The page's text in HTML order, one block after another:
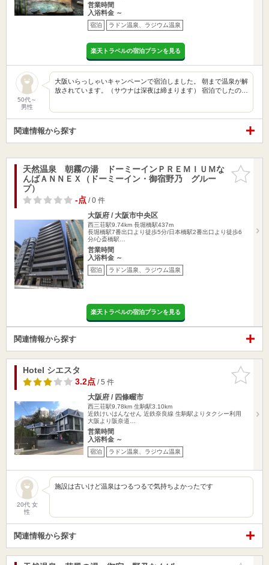
営業時間
入浴料金 ～
宿泊 ラドン温泉、ラジウム温泉
楽天トラベルの宿泊プランを見る
50代～
男性
大阪いらっしゃいキャンペーンで宿泊しました。 朝まで温泉が解
放されています。（サウナは深夜は締まります） 宿泊でしたの…
関連情報から探す
お気に入
りに追加
天然温泉 朝霧の湯 ドーミーインＰＲＥＭＩＵＭな
んばＡＮＮＥＸ（ドーミーイン・御宿野乃 グルー
プ）
-点/ 0 件
大阪府 / 大阪市中央区
西三荘駅9.74km 長堀橋駅437m
長堀橋駅7番出口より徒歩5分/日本橋駅2番出口より徒歩6
分/心斎橋駅…
営業時間
入浴料金 ～
宿泊 ラドン温泉、ラジウム温泉
楽天トラベルの宿泊プランを見る
関連情報から探す
お気に入
りに追加
Hotel シエスタ
3.2点/ 5 件
大阪府 / 四條畷市
西三荘駅9.78km 生駒駅3.10km
近鉄けいはんなせん 近鉄奈良線 生駒駅よりタクシー利用
大阪より阪奈道…
営業時間
入浴料金 ～
宿泊 ラドン温泉、ラジウム温泉
20代 女
性
施設は古いけど温泉はつるつるで気持ちよかったです
関連情報から探す